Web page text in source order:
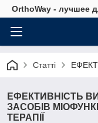
OrthoWay - лучшее
Статті
ЕФЕКТИВНІСТЬ
ЗАСОБІВ
ТЕРАПІЇ